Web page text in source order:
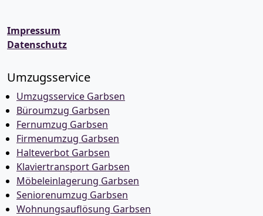
Impressum
Datenschutz
Umzugsservice
Umzugsservice Garbsen
Büroumzug Garbsen
Fernumzug Garbsen
Firmenumzug Garbsen
Halteverbot Garbsen
Klaviertransport Garbsen
Möbeleinlagerung Garbsen
Seniorenumzug Garbsen
Wohnungsauflösung Garbsen